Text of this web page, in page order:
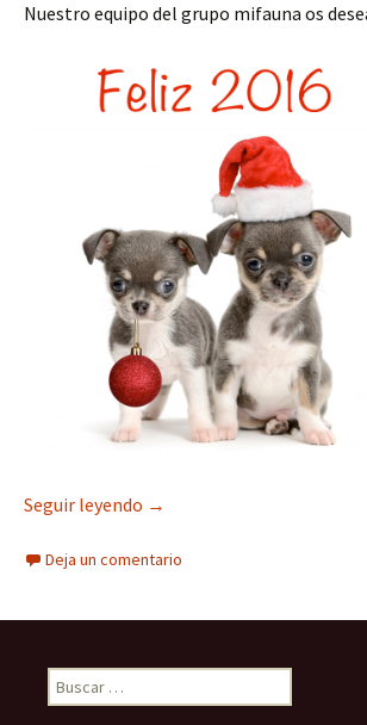
Nuestro equipo del grupo mifauna os
Seguir leyendo Collar-adiestramiento os
→
Deja un comentario
Buscar: